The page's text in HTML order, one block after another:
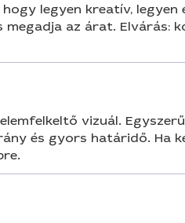
legyen kreatív, legyen
az árat. Elvárás:
vizuál.
és gyors határidő. Ha